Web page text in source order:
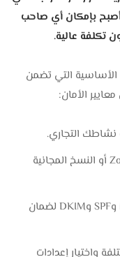
أصبح بإمكان أي صاحب
تكلفة عالية.
الأساسية التي تضمن
الأمان:
التجاري.
مثل Zoho Mail أو النسخ المجانية
الأساسية مثل MX وSPF وDKIM لضمان
واختيار إعدادات